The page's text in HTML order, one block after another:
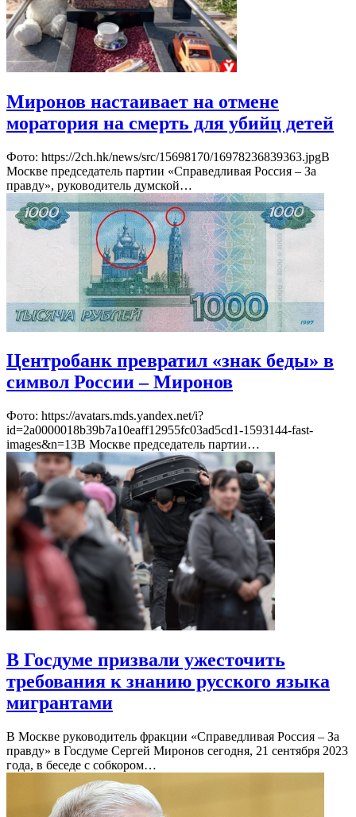
Миронов настаивает на отмене
моратория на смерть для убийц детей
Фото: https://2ch.hk/news/src/15698170/16978236839363.jpgВ
Москве председатель партии «Справедливая Россия – За
правду», руководитель думской…
Центробанк превратил «знак беды» в
символ России – Миронов
Фото: https://avatars.mds.yandex.net/i?
id=2a0000018b39b7a10eaff12955fc03ad5cd1-1593144-fast-
images&n=13В Москве председатель партии…
В Госдуме призвали ужесточить
требования к знанию русского языка
мигрантами
В Москве руководитель фракции «Справедливая Россия – За
правду» в Госдуме Сергей Миронов сегодня, 21 сентября 2023
года, в беседе с собкором…